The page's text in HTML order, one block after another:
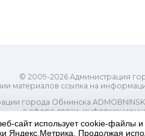
© 2009-2026 Администрация
материалов ссылка на
города Обнинска
в сфере связи,
коммуникаций
Свидетельство о регистрации
сайт использует cookie-файлы и
Яндекс.Метрика. Продолжая